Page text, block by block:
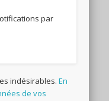
par
indésirables.En
de vos